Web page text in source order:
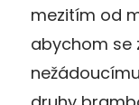
mezitím od
abychom se